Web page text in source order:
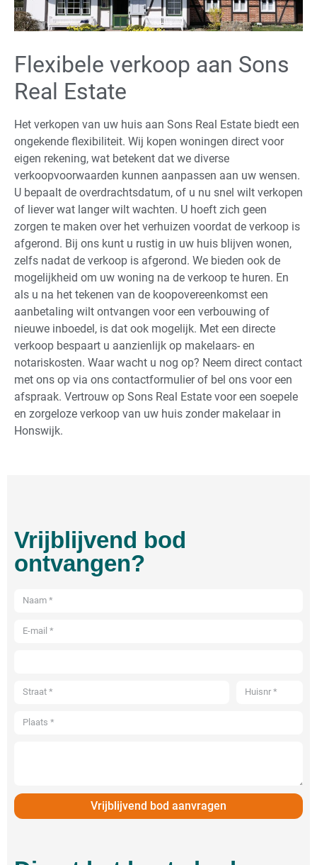
Flexibele verkoop aan Sons
Real Estate
Het verkopen van uw huis aan Sons Real Estate biedt een
ongekende flexibiliteit. Wij kopen woningen direct voor
eigen rekening, wat betekent dat we diverse
verkoopvoorwaarden kunnen aanpassen aan uw wensen.
U bepaalt de overdrachtsdatum, of u nu snel wilt verkopen
of liever wat langer wilt wachten. U hoeft zich geen
zorgen te maken over het verhuizen voordat de verkoop is
afgerond. Bij ons kunt u rustig in uw huis blijven wonen,
zelfs nadat de verkoop is afgerond. We bieden ook de
mogelijkheid om uw woning na de verkoop te huren. En
als u na het tekenen van de koopovereenkomst een
aanbetaling wilt ontvangen voor een verbouwing of
nieuwe inboedel, is dat ook mogelijk. Met een directe
verkoop bespaart u aanzienlijk op makelaars- en
notariskosten. Waar wacht u nog op? Neem direct contact
met ons op via ons contactformulier of bel ons voor een
afspraak. Vertrouw op Sons Real Estate voor een soepele
en zorgeloze verkoop van uw huis zonder makelaar in
Honswijk.
Vrijblijvend bod
ontvangen?
Vrijblijvend bod aanvragen